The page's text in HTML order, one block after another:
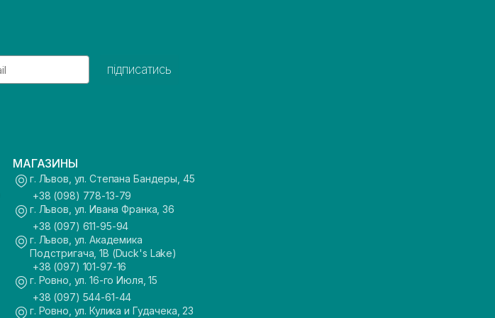
підписатись
МАГАЗИНЫ
г. Львов, ул. Степана Бандеры, 45
+38 (098) 778-13-79
г. Львов, ул. Ивана Франка, 36
+38 (097) 611-95-94
г. Львов, ул. Академика
Подстригача, 1В (Duck's Lake)
+38 (097) 101-97-16
г. Ровно, ул. 16-го Июля, 15
+38 (097) 544-61-44
г. Ровно, ул. Кулика и Гудачека, 23